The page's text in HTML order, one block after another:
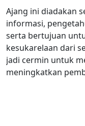
Ajang ini diadakan
informasi,
serta bertujuan
kesukarelaan dari
jadi cermin untuk
meningkatkan